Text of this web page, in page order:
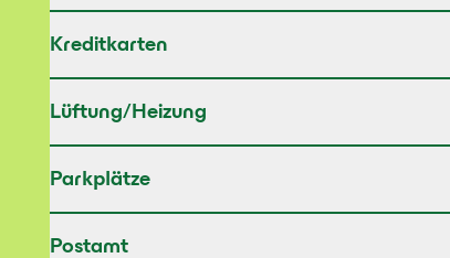
Kreditkarten
Lüftung/Heizung
Parkplätze
Postamt